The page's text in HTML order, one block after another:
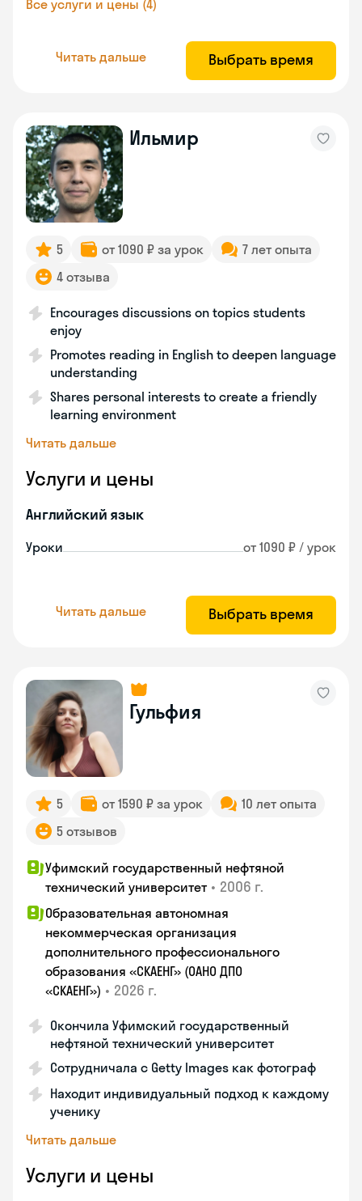
Все услуги и цены (4)
Читать дальше Выбрать время
Ильмир
5 от 1090 ₽ за урок
7 лет опыта
4 отзыва
Encourages discussions on topics students
enjoy
Promotes reading in English to deepen language
understanding
Shares personal interests to create a friendly
learning environment
Читать дальше
Услуги и цены
Английский язык
Уроки от 1090 ₽ / урок
Читать дальше Выбрать время
Гульфия
5 от 1590 ₽ за урок
10 лет опыта
5 отзывов
Уфимский государственный нефтяной
технический университет • 2006 г.
Образовательная автономная
некоммерческая организация
дополнительного профессионального
образования «СКАЕНГ» (ОАНО ДПО
«СКАЕНГ») • 2026 г.
Окончила Уфимский государственный
нефтяной технический университет
Сотрудничала с Getty Images как фотограф
Находит индивидуальный подход к каждому
ученику
Читать дальше
Услуги и цены